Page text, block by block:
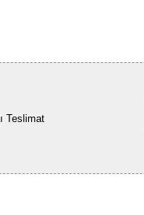
Teslimat